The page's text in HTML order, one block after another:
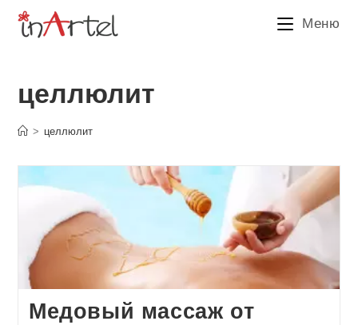
Перейти
Меню
целлюлит
> целлюлит
Медовый массаж от